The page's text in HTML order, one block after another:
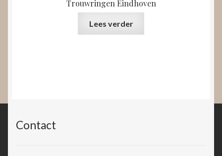
Trouwringen Eindhoven
Lees verder
Contact